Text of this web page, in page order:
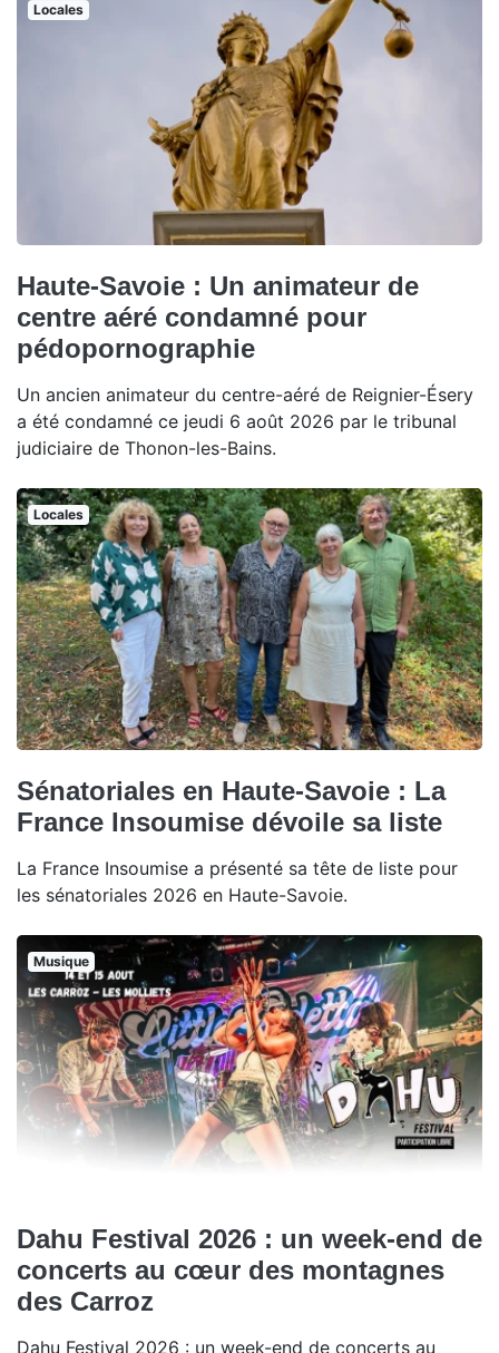
Locales
Haute-Savoie : Un animateur de
centre aéré condamné pour
pédopornographie
Un ancien animateur du centre-aéré de Reignier-Ésery
a été condamné ce jeudi 6 août 2026 par le tribunal
judiciaire de Thonon-les-Bains.
Locales
Sénatoriales en Haute-Savoie : La
France Insoumise dévoile sa liste
La France Insoumise a présenté sa tête de liste pour
les sénatoriales 2026 en Haute-Savoie.
Musique
Dahu Festival 2026 : un week-end de
concerts au cœur des montagnes
des Carroz
Dahu Festival 2026 : un week-end de concerts au